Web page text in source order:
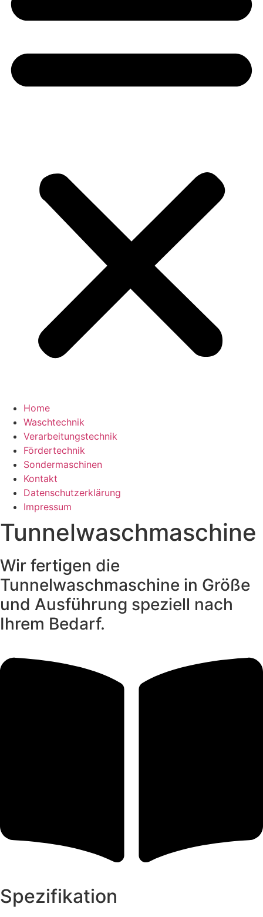
Home
Waschtechnik
Verarbeitungstechnik
Fördertechnik
Sondermaschinen
Kontakt
Datenschutzerklärung
Impressum
Tunnelwaschmaschine
Wir fertigen die
Tunnelwaschmaschine in Größe
und Ausführung speziell nach
Ihrem Bedarf.
Spezifikation